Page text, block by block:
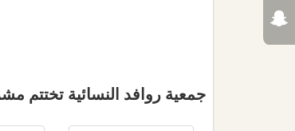
جمعية روافد النسائية تختتم